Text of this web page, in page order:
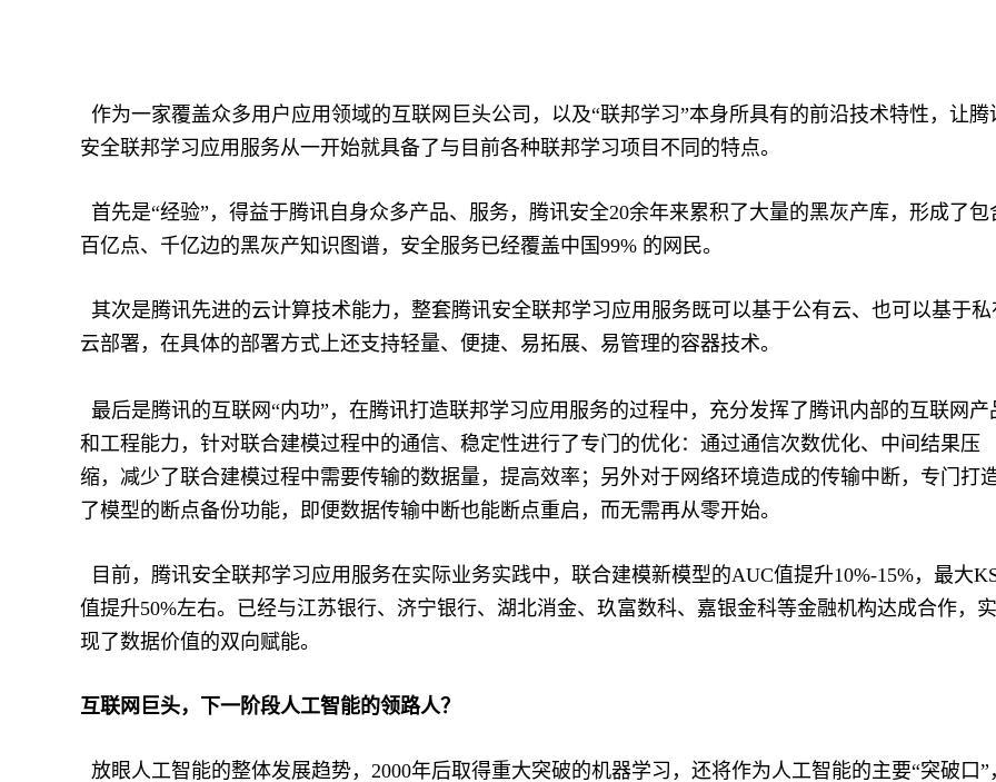
作为一家覆盖众多用户应用领域的互联网巨头公司，以及“联邦学习”本身所具有的前沿技术特性，让腾
安全联邦学习应用服务从一开始就具备了与目前各种联邦学习项目不同的特点。
首先是“经验”，得益于腾讯自身众多产品、服务，腾讯安全20余年来累积了大量的黑灰产库，形成了包
百亿点、千亿边的黑灰产知识图谱，安全服务已经覆盖中国99% 的网民。
其次是腾讯先进的云计算技术能力，整套腾讯安全联邦学习应用服务既可以基于公有云、也可以基于私
云部署，在具体的部署方式上还支持轻量、便捷、易拓展、易管理的容器技术。
最后是腾讯的互联网“内功”，在腾讯打造联邦学习应用服务的过程中，充分发挥了腾讯内部的互联网产
和工程能力，针对联合建模过程中的通信、稳定性进行了专门的优化：通过通信次数优化、中间结果压
缩，减少了联合建模过程中需要传输的数据量，提高效率；另外对于网络环境造成的传输中断，专门打
了模型的断点备份功能，即便数据传输中断也能断点重启，而无需再从零开始。
目前，腾讯安全联邦学习应用服务在实际业务实践中，联合建模新模型的AUC值提升10%-15%，最大
值提升50%左右。已经与江苏银行、济宁银行、湖北消金、玖富数科、嘉银金科等金融机构达成合作，实
现了数据价值的双向赋能。
互联网巨头，下一阶段人工智能的领路人？
放眼人工智能的整体发展趋势，2000年后取得重大突破的机器学习，还将作为人工智能的主要“突破口”